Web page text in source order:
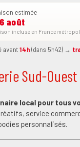
estimée
août
incluse en France
avant14h(dans 5h42) →
Sud-
local pour tous
service
personnalisés.